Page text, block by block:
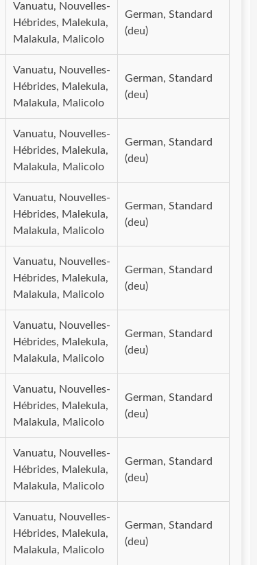
Vanuatu, Nouvelles-
Hébrides, Malekula,
Malakula, Malicolo
German, Standard
(deu)
Vanuatu, Nouvelles-
Hébrides, Malekula,
Malakula, Malicolo
German, Standard
(deu)
Vanuatu, Nouvelles-
Hébrides, Malekula,
Malakula, Malicolo
German, Standard
(deu)
Vanuatu, Nouvelles-
Hébrides, Malekula,
Malakula, Malicolo
German, Standard
(deu)
Vanuatu, Nouvelles-
Hébrides, Malekula,
Malakula, Malicolo
German, Standard
(deu)
Vanuatu, Nouvelles-
Hébrides, Malekula,
Malakula, Malicolo
German, Standard
(deu)
Vanuatu, Nouvelles-
Hébrides, Malekula,
Malakula, Malicolo
German, Standard
(deu)
Vanuatu, Nouvelles-
Hébrides, Malekula,
Malakula, Malicolo
German, Standard
(deu)
Vanuatu, Nouvelles-
Hébrides, Malekula,
Malakula, Malicolo
German, Standard
(deu)